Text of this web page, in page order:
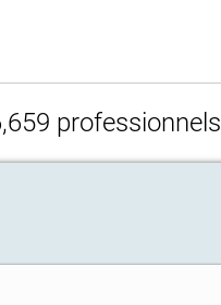
professionnels